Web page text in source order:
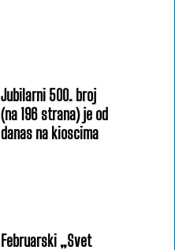
Jubilarni 500. broj
(na 196 strana) je od
danas na kioscima
Februarski „Svet